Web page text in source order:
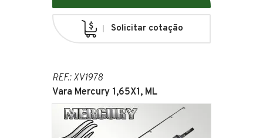
Solicitar cotação
REF.: XV1978
Vara Mercury 1,65X1, ML